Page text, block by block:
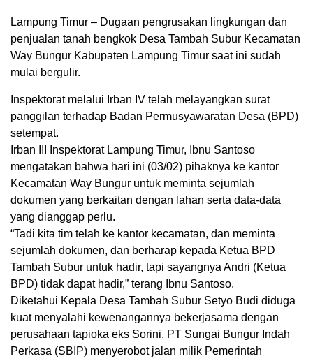
Lampung Timur – Dugaan pengrusakan lingkungan dan
penjualan tanah bengkok Desa Tambah Subur Kecamatan
Way Bungur Kabupaten Lampung Timur saat ini sudah
mulai bergulir.
Inspektorat melalui Irban IV telah melayangkan surat
panggilan terhadap Badan Permusyawaratan Desa (BPD)
setempat.
Irban III Inspektorat Lampung Timur, Ibnu Santoso
mengatakan bahwa hari ini (03/02) pihaknya ke kantor
Kecamatan Way Bungur untuk meminta sejumlah
dokumen yang berkaitan dengan lahan serta data-data
yang dianggap perlu.
“Tadi kita tim telah ke kantor kecamatan, dan meminta
sejumlah dokumen, dan berharap kepada Ketua BPD
Tambah Subur untuk hadir, tapi sayangnya Andri (Ketua
BPD) tidak dapat hadir,” terang Ibnu Santoso.
Diketahui Kepala Desa Tambah Subur Setyo Budi diduga
kuat menyalahi kewenangannya bekerjasama dengan
perusahaan tapioka eks Sorini, PT Sungai Bungur Indah
Perkasa (SBIP) menyerobot jalan milik Pemerintah